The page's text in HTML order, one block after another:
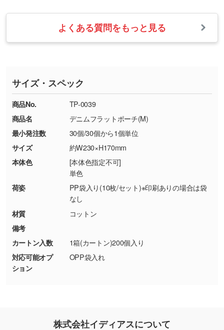
・1色印刷でグラデーションや濃淡を表現した
い
す。→詳しく見る
・コーポレートカラーを使って印刷したい／印
刷色にこだわりがある
DIC・PANTONEなどのカラーチップの指定や、
現物支給による色指定も承っております。→
しく見る
・背景がある画像からキャラクター部分だけを
使いたいです
ター部分の輪郭がはっきりしているデータは切
・持っているデータの背景が足りない／塗り足
しの作り方が分からない
また、お選びいただいた印刷色が本体色に合わ
ない場合や仕上がりに影響しそうな場合は、ス
タッフから別の色をご案内することもございま
・お届け時に商品が損傷・故障している場合
・ご注文と異なる商品が届いた場合
・印刷不良があった場合
※詳しくは「商品の良品基準について
ください。
【返品・交換ができない場合】
・お客様の元で商品を加工された場合、または
商品が破損した場合
・商品到着後7日以上経過している場合
・お客様のご都合による返品・交換依頼(商
品・色・数量などの注文間違い等)
業日以内に担当スタッフよりメールにてご連絡
いたします。
お急ぎの場合はお電話でのご質問も受け付けて
TEL：0422-29-9911 営業時間10:00～
18:00(土日祝日除く)
お問い合わせフォームはこちら
よくある質問をもっと見る
サイズ・スペック
商品No.
TP-0039
商品名
デニムフラットポーチ(M)
最小発注数
30個/30個から1個単位
サイズ
約W230×H170mm
本体色
[本体色指定不可]
単色
荷姿
PP袋入り(10枚/セット)※印刷ありの場合は袋
なし
材質
コットン
備考
カートン入数
1箱(カートン)200個入り
対応可能オプ
ション
OPP袋入れ
株式会社イディアスについて